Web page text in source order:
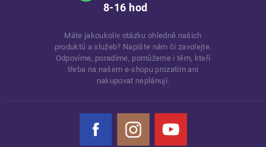
8-16 hod
Máte jakoukoliv otázku ohledně našich
produktů a služeb? Napište nám či zavolejte.
Odpovíme, poradíme, pomůžeme i těm, kteří
třeba na našem e-shopu prozatím ani
nakupovat neplánují.
Facebook Instagram YouTube